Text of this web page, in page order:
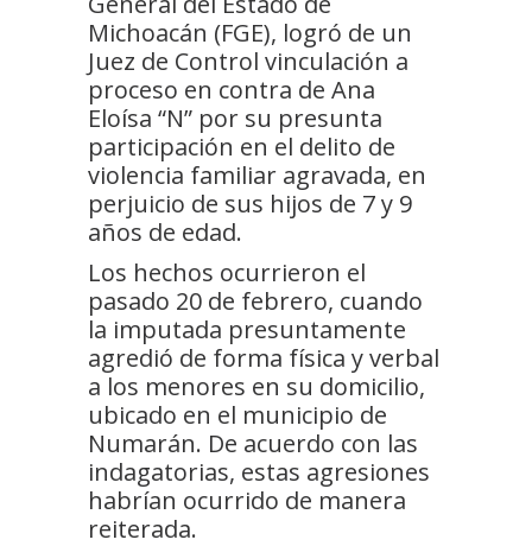
Michoacán (FGE), logró de un
Juez de Control vinculación a
proceso en contra de Ana
Eloísa “N” por su presunta
participación en el delito de
violencia familiar agravada, en
perjuicio de sus hijos de 7 y 9
años de edad.
Los hechos ocurrieron el
pasado 20 de febrero, cuando
la imputada presuntamente
agredió de forma física y verbal
a los menores en su domicilio,
ubicado en el municipio de
Numarán. De acuerdo con las
indagatorias, estas agresiones
habrían ocurrido de manera
reiterada.